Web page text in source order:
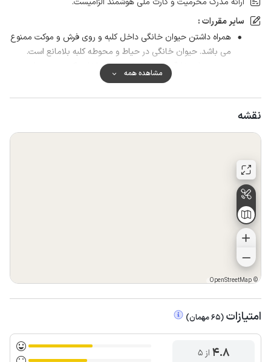
سایر مقررات :
همراه داشتن حیوان خانگی داخل کلبه و روی فرش و موکت ممنوع
می باشد. حیوان خانگی در حیاط و محوطه کلبه بلامانع است.
ورود حیوان خانگی به داخل کلبه فقط داخل باکس و در جای
معلوم شده بلامانع است.
پخش موزیک در حدی که برای کلبه مجاور اذیت کننده نباشد
مشاهده همه
نقشه
©
OpenStreetMap
امتیازات (
65مهمان)
4.8 از ۵